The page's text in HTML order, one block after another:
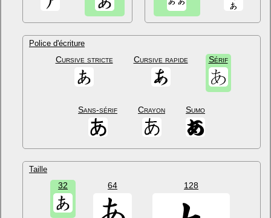
Police d'écriture
Cursive stricte Cursive rapide Sérif
Sans-sérif Crayon Sumo
Taille
32 64 128